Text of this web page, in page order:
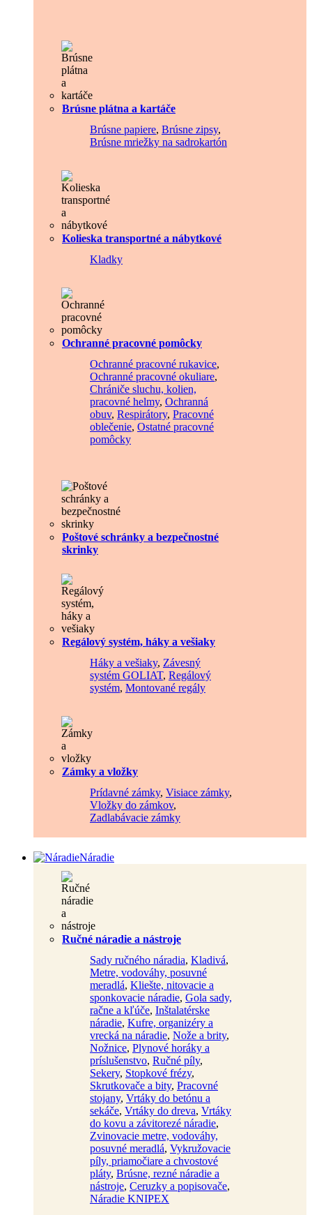
Brúsne plátna a kartáče
Brúsne papiere, Brúsne zipsy,
Brúsne mriežky na sadrokartón
Kolieska transportné a nábytkové
Kladky
Ochranné pracovné pomôcky
Ochranné pracovné rukavice,
Ochranné pracovné okuliare,
Chrániče sluchu, kolien,
pracovné helmy, Ochranná
obuv, Respirátory, Pracovné
oblečenie, Ostatné pracovné
pomôcky
Poštové schránky a bezpečnostné
skrinky
Regálový systém, háky a vešiaky
Háky a vešiaky, Závesný
systém GOLIAT, Regálový
systém, Montované regály
Zámky a vložky
Prídavné zámky, Visiace zámky,
Vložky do zámkov,
Zadlabávacie zámky
Náradie
Ručné náradie a nástroje
Sady ručného náradia, Kladivá,
Metre, vodováhy, posuvné
meradlá, Kliešte, nitovacie a
sponkovacie náradie, Gola sady,
račne a kľúče, Inštalatérske
náradie, Kufre, organizéry a
vrecká na náradie, Nože a brity,
Nožnice, Plynové horáky a
príslušenstvo, Ručné píly,
Sekery, Stopkové frézy,
Skrutkovače a bity, Pracovné
stojany, Vrtáky do betónu a
sekáče, Vrtáky do dreva, Vrtáky
do kovu a závitorezé náradie,
Zvinovacie metre, vodováhy,
posuvné meradlá, Vykružovacie
píly, priamočiare a chvostové
pláty, Brúsne, rezné náradie a
nástroje, Ceruzky a popisovače,
Náradie KNIPEX